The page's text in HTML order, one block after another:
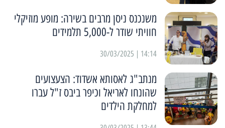
משנכנס ניסן מרבים בשירה: מופע מוזיקלי
חוויתי שודר ל-5,000 תלמידים
14:14 | 30/03/2025
מנתב"ג לאסותא אשדוד: הצעצועים
שהונחו לאריאל וכיפר ביבס ז"ל עברו
למחלקת הילדים